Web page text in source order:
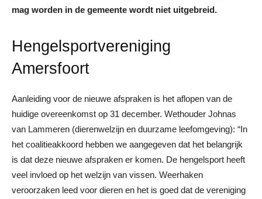
mag worden in de gemeente wordt niet uitgebreid.
Hengelsportvereniging
Amersfoort
Aanleiding voor de nieuwe afspraken is het aflopen van de
huidige overeenkomst op 31 december. Wethouder Johnas
van Lammeren (dierenwelzijn en duurzame leefomgeving): “In
het coalitieakkoord hebben we aangegeven dat het belangrijk
is dat deze nieuwe afspraken er komen. De hengelsport heeft
veel invloed op het welzijn van vissen. Weerhaken
veroorzaken leed voor dieren en het is goed dat de vereniging